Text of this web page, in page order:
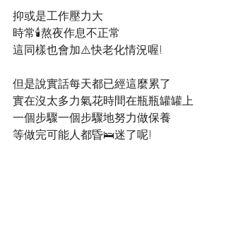
抑或是工作壓力大
時常🕯️熬夜作息不正常
這同樣也會加⚠️快老化情況喔!
但是說實話每天都已經這麼累了
實在沒太多力氣花時間在瓶瓶罐罐上
一個步驟一個步驟地努力做保養
等做完可能人都昏🛌迷了呢!